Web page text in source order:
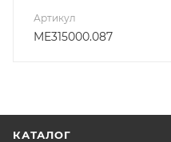
Артикул
ME315000.087
КАТАЛОГ